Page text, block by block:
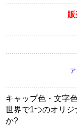
販
キャップ色・文字
世界で1つのオリ
か?